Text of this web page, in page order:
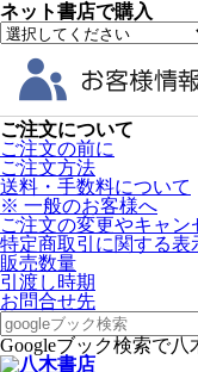
ネット書店で購入
ご注文について
ご注文の前に
ご注文方法
送料・手数料について
※ 一般のお客様へ
ご注文の変更やキャン
特定商取引に関する表
販売数量
引渡し時期
お問合せ先
Googleブック検索で八